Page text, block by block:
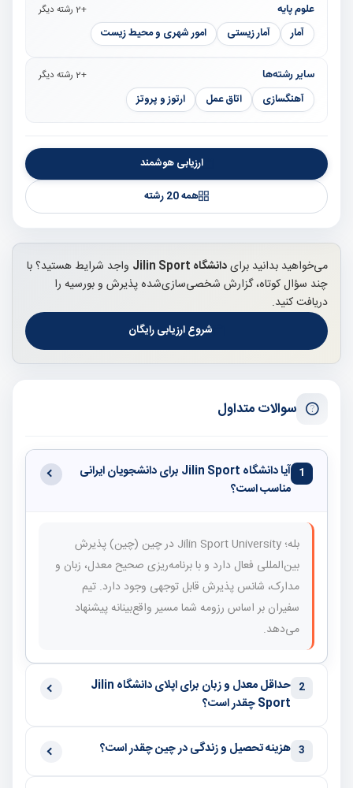
علوم پایه +2 رشته دیگر
آمار آمار زیستی امور شهری و محیط زیست
سایر رشته‌ها +2 رشته دیگر
آهنگسازی اتاق عمل ارتوز و پروتز
ارزیابی هوشمند
همه 20 رشته
می‌خواهید بدانید برایدانشگاه Jilin Sport
واجد شرایط هستید؟ با
چند سؤال کوتاه، گزارش شخصی‌سازی‌شده پذیرش و بورسیه را
دریافت کنید.
شروع ارزیابی رایگان
سوالات متداول
1
آیا دانشگاه Jilin Sport برای دانشجویان ایرانی
مناسب است؟
بله؛ Jilin Sport University در چین (چین) پذیرش
بین‌المللی فعال دارد و با برنامه‌ریزی صحیح معدل، زبان و
مدارک، شانس پذیرش قابل توجهی وجود دارد. تیم
سفیران بر اساس رزومه شما مسیر واقع‌بینانه پیشنهاد
می‌دهد.
2
حداقل معدل و زبان برای اپلای دانشگاه Jilin
Sport چقدر است؟
3 هزینه تحصیل و زندگی در چین چقدر است؟